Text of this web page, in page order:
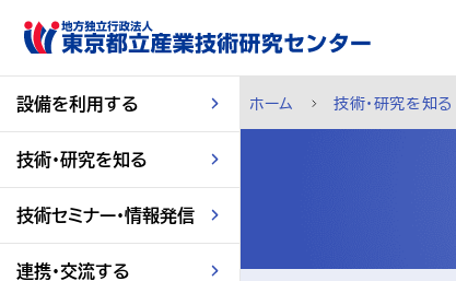
スキップして本文へ
設備を利用する
技術・研究を知る
技術セミナー・情報発信
連携・交流する
ホーム 技術・研究を知る